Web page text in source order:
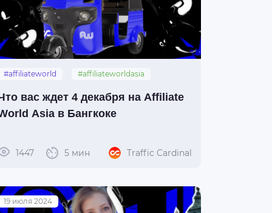
#affiliateworld
#affiliateworldasia
вас ждет 4 декабря на Affiliate
Asia в Бангкоке
1447 5 мин Traffic Cardinal
19 июля 2024